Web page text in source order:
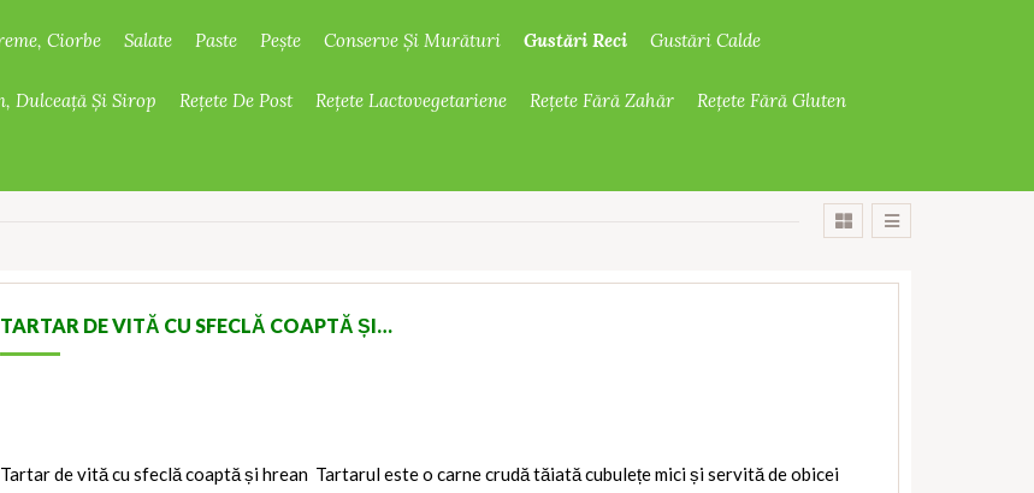
Ciorbe Salate Paste Pește Conserve Și Murături Gustări Reci Gustări Calde
Dulceață Și Sirop Rețete De Post Rețete Lactovegetariene Rețete Fără Zahăr Rețete Fără Gluten
TARTAR DE VITĂ CU SFECLĂ COAPTĂ ȘI…
Tartar de vită cu sfeclă coaptă și hrean Tartarul este o carne crudă tăiată cubulețe mici și servită de obicei